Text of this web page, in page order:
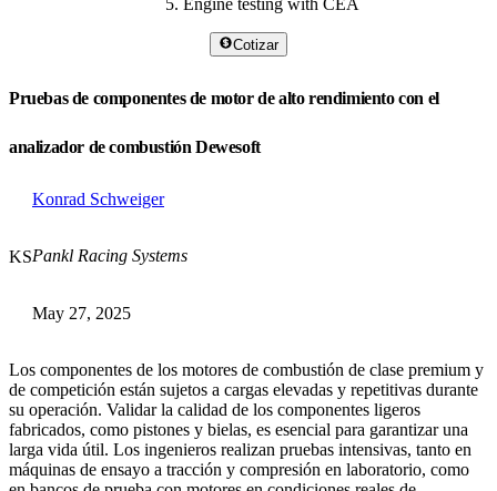
Engine testing with CEA
Cotizar
Pruebas de componentes de motor de alto rendimiento con el
analizador de combustión Dewesoft
KS
Konrad Schweiger
Pankl Racing Systems
May 27, 2025
Los componentes de los motores de combustión de clase premium y
de competición están sujetos a cargas elevadas y repetitivas durante
su operación. Validar la calidad de los componentes ligeros
fabricados, como pistones y bielas, es esencial para garantizar una
larga vida útil. Los ingenieros realizan pruebas intensivas, tanto en
máquinas de ensayo a tracción y compresión en laboratorio, como